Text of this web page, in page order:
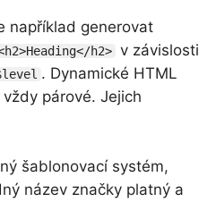
například generovat
h2> v závislosti
. Dynamické HTML
párové. Jejich
šablonovací systém,
název značky platný a